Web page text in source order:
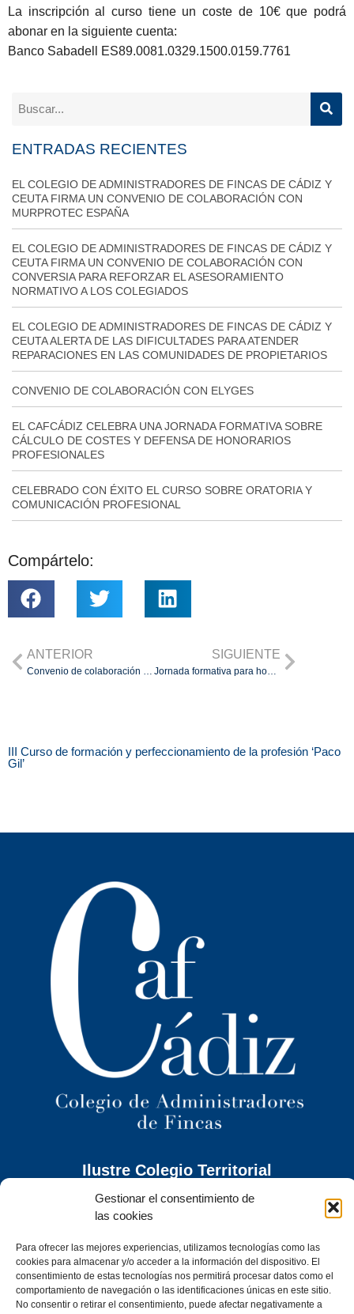
Gestionar el consentimiento de
las cookies
Para ofrecer las mejores experiencias, utilizamos tecnologías como las
cookies para almacenar y/o acceder a la información del dispositivo. El
consentimiento de estas tecnologías nos permitirá procesar datos como el
comportamiento de navegación o las identificaciones únicas en este sitio.
No consentir o retirar el consentimiento, puede afectar negativamente a
La inscripción al curso tiene un coste de 10€ que podrá
abonar en la siguiente cuenta:
Banco Sabadell
ES89.0081.0329.1500.0159.7761
ENTRADAS RECIENTES
EL COLEGIO DE ADMINISTRADORES DE FINCAS DE CÁDIZ Y
CEUTA FIRMA UN CONVENIO DE COLABORACIÓN CON
MURPROTEC ESPAÑA
EL COLEGIO DE ADMINISTRADORES DE FINCAS DE CÁDIZ Y
CEUTA FIRMA UN CONVENIO DE COLABORACIÓN CON
CONVERSIA PARA REFORZAR EL ASESORAMIENTO
NORMATIVO A LOS COLEGIADOS
EL COLEGIO DE ADMINISTRADORES DE FINCAS DE CÁDIZ Y
CEUTA ALERTA DE LAS DIFICULTADES PARA ATENDER
REPARACIONES EN LAS COMUNIDADES DE PROPIETARIOS
CONVENIO DE COLABORACIÓN CON ELYGES
EL CAFCÁDIZ CELEBRA UNA JORNADA FORMATIVA SOBRE
CÁLCULO DE COSTES Y DEFENSA DE HONORARIOS
PROFESIONALES
CELEBRADO CON ÉXITO EL CURSO SOBRE ORATORIA Y
COMUNICACIÓN PROFESIONAL
Compártelo:
ANTERIOR SIGUIENTE
III Curso de formación y perfeccionamiento de la profesión ‘Paco
Gil’
Ilustre Colegio Territorial
Ceuta
Tel. 956 30 72 86
secretaria@cafcadiz.com